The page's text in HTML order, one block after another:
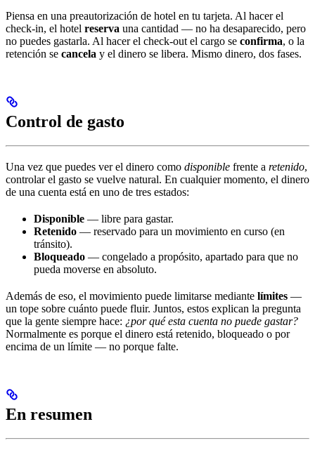
Piensa en una preautorización de hotel en tu tarjeta. Al hacer el
check-in, el hotel reserva una cantidad — no ha desaparecido, pero
no puedes gastarla. Al hacer el check-out el cargo se confirma, o la
retención se cancela y el dinero se libera. Mismo dinero, dos fases.
Control de gasto
Una vez que puedes ver el dinero como disponible frente a retenido,
controlar el gasto se vuelve natural. En cualquier momento, el dinero
de una cuenta está en uno de tres estados:
Disponible — libre para gastar.
Retenido — reservado para un movimiento en curso (en
tránsito).
Bloqueado — congelado a propósito, apartado para que no
pueda moverse en absoluto.
Además de eso, el movimiento puede limitarse mediante límites —
un tope sobre cuánto puede fluir. Juntos, estos explican la pregunta
que la gente siempre hace: ¿por qué esta cuenta no puede gastar?
Normalmente es porque el dinero está retenido, bloqueado o por
encima de un límite — no porque falte.
En resumen